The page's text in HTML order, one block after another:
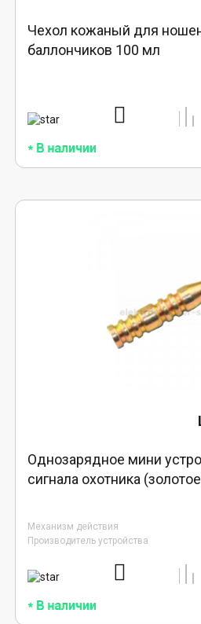
Чехол кожаный для
баллончиков 100 мл
Однозарядное мини
сигнала охотника
Механизм действия
Производитель устройства